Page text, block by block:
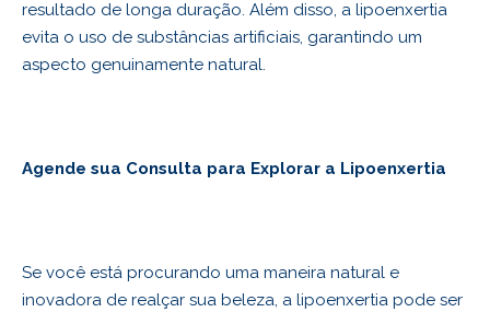
resultado de longa duração. Além disso, a lipoenxertia
evita o uso de substâncias artificiais, garantindo um
aspecto genuinamente natural.
Agende sua Consulta para Explorar a Lipoenxertia
Se você está procurando uma maneira natural e
inovadora de realçar sua beleza, a lipoenxertia pode ser